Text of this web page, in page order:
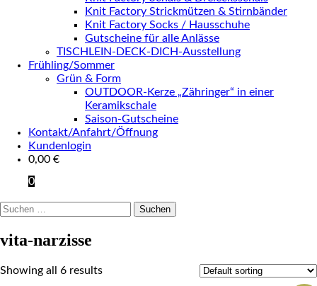
Knit Factory Strickmützen & Stirnbänder
Knit Factory Socks / Hausschuhe
Gutscheine für alle Anlässe
TISCHLEIN-DECK-DICH-Ausstellung
Frühling/Sommer
Grün & Form
OUTDOOR-Kerze „Zähringer“ in einer
Keramikschale
Saison-Gutscheine
Kontakt/Anfahrt/Öffnung
Kundenlogin
0,00 €
0
Suchen
vita-narzisse
Showing all 6 results